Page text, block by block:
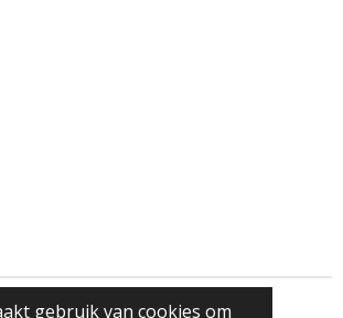
gebruik van cookies om